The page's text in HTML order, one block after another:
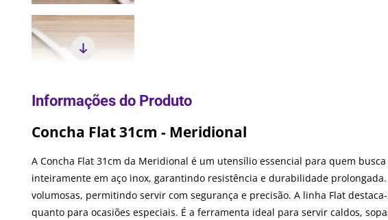
Concha Flat 31cm - Meridional
A Concha Flat 31cm da Meridional é um utensílio essencial para quem
inteiramente em aço inox, garantindo resistência e durabilidade
volumosas, permitindo servir com segurança e precisão. A linha Flat
quanto para ocasiões especiais. É a ferramenta ideal para servir caldos,